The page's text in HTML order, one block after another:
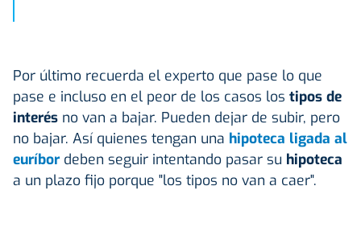
Por último recuerda el experto que pase lo que
pase e incluso en el peor de los casos los tipos de
interés no van a bajar. Pueden dejar de subir, pero
no bajar. Así quienes tengan una hipoteca ligada al
euríbor deben seguir intentando pasar su hipoteca
a un plazo fijo porque "los tipos no van a caer".